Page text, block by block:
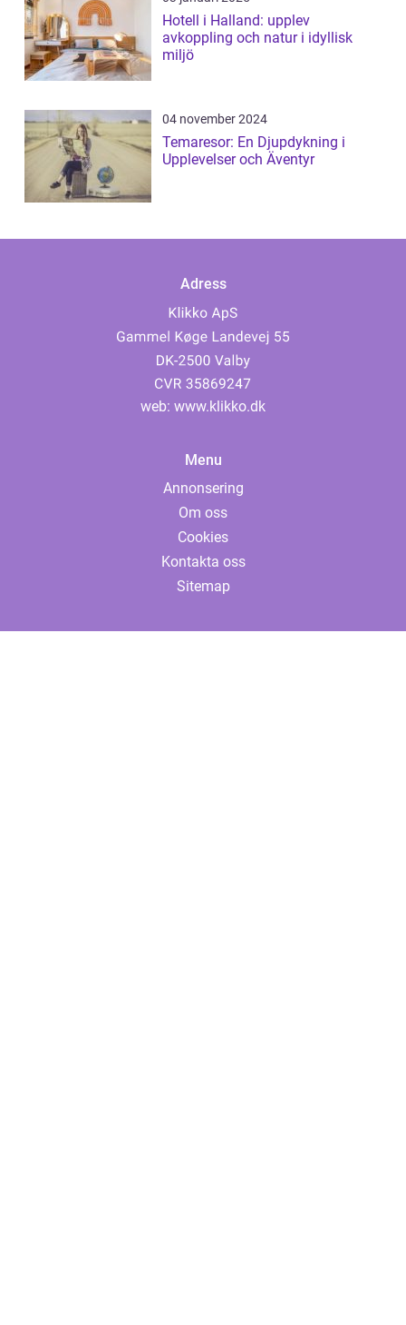
Hotell i Halland: upplev
avkoppling och natur i idyllisk
miljö
04 november 2024
Temaresor: En Djupdykning i
Upplevelser och Äventyr
Adress
web: www.klikko.dk
Menu
Annonsering
Om oss
Cookies
Kontakta oss
Sitemap